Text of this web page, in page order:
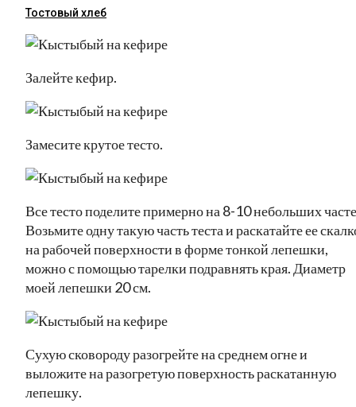
Тостовый хлеб
Залейте кефир.
Замесите крутое тесто.
Все тесто поделите примерно на 8-10 небольших
Возьмите одну такую часть теста и раскатайте ее
на рабочей поверхности в форме тонкой лепешки,
можно с помощью тарелки подравнять края. Диаметр
моей лепешки 20 см.
Сухую сковороду разогрейте на среднем огне и
выложите на разогретую поверхность раскатанную
лепешку.